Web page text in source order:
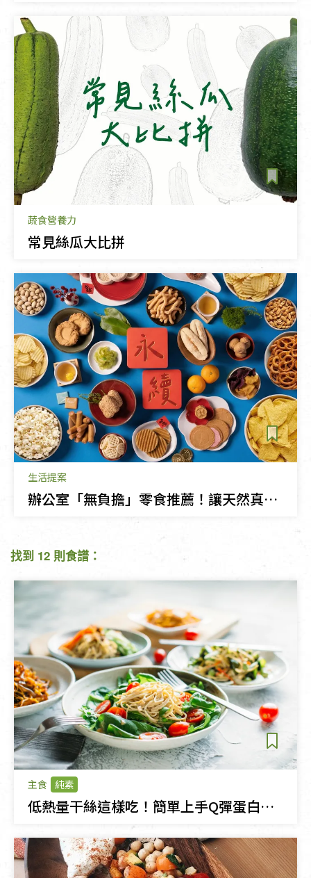
蔬食營養力
常見絲瓜大比拼
生活提案
辦公室「無負擔」零食推薦！讓天然真食陪你療癒上班午後時光
找到 12 則食譜：
主食 純素
低熱量干絲這樣吃！簡單上手Q彈蛋白質料理